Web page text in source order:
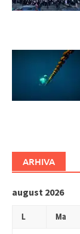
ARHIVA
august 2026
L Ma